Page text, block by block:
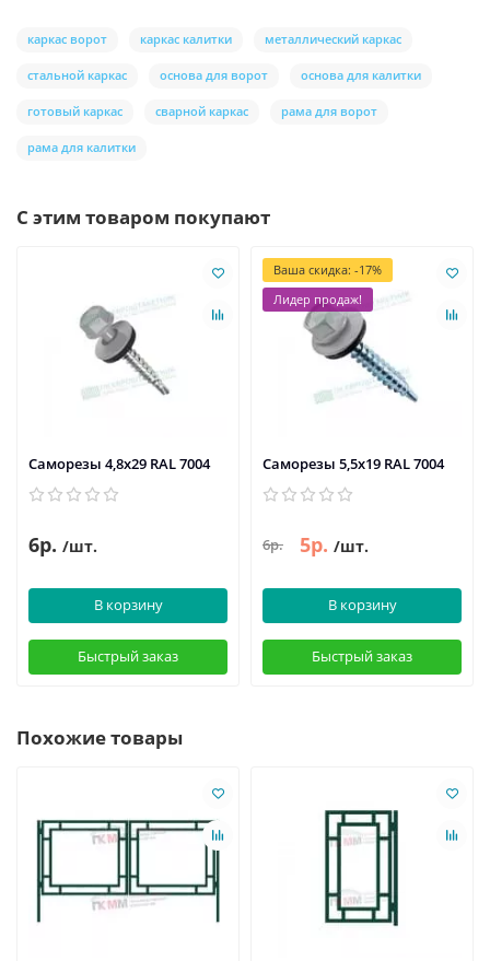
каркас ворот каркас калитки металлический каркас
стальной каркас основа для ворот основа для калитки
готовый каркас сварной каркас рама для ворот
рама для калитки
С этим товаром покупают
Саморезы 4,8х29 RAL 7004
6р. /шт.
В корзину
Быстрый заказ
Ваша скидка: -17%
Лидер продаж!
Саморезы 5,5х19 RAL 7004
6р. 5р. /шт.
В корзину
Быстрый заказ
Похожие товары